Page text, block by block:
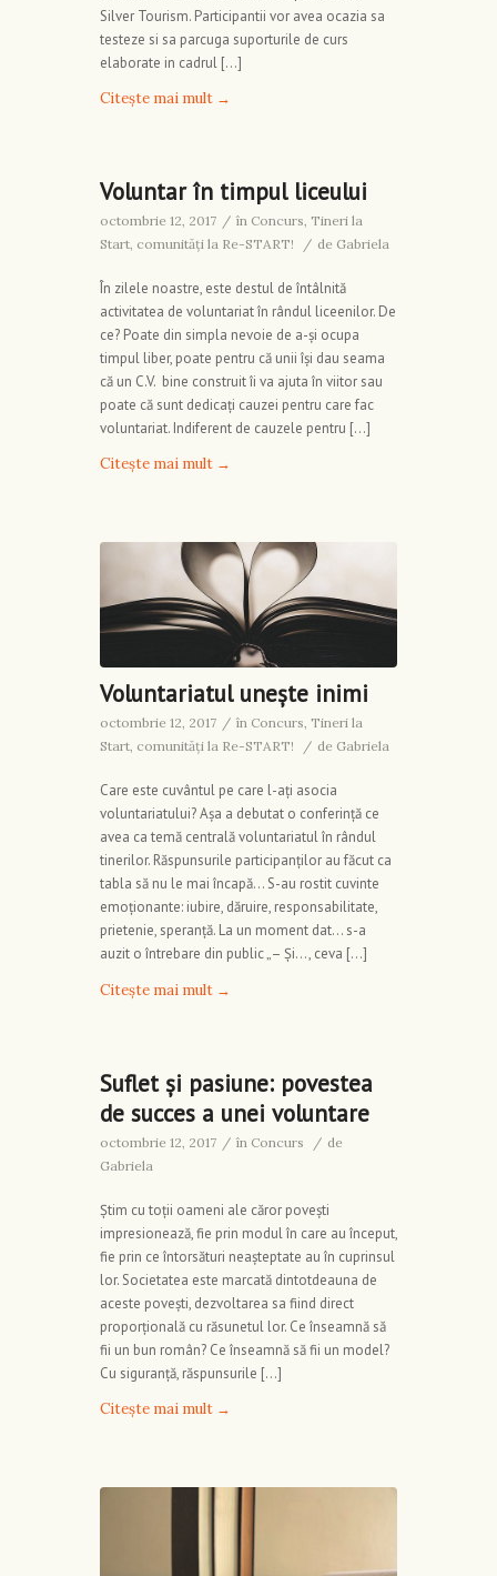
Silver Tourism. Participantii vor avea ocazia sa
testeze si sa parcuga suporturile de curs
elaborate in cadrul […]
Citește mai mult →
Voluntar în timpul liceului
octombrie 12, 2017 / în Concurs, Tineri la
Start, comunități la Re-START!
/ de Gabriela
În zilele noastre, este destul de întâlnită
activitatea de voluntariat în rândul liceenilor. De
ce? Poate din simpla nevoie de a-și ocupa
timpul liber, poate pentru că unii își dau seama
că un C.V. bine construit îi va ajuta în viitor sau
poate că sunt dedicați cauzei pentru care fac
voluntariat. Indiferent de cauzele pentru […]
Citește mai mult →
Voluntariatul unește inimi
octombrie 12, 2017 / în Concurs, Tineri la
Start, comunități la Re-START!
/ de Gabriela
Care este cuvântul pe care l-ați asocia
voluntariatului? Așa a debutat o conferință ce
avea ca temă centrală voluntariatul în rândul
tinerilor. Răspunsurile participanților au făcut ca
tabla să nu le mai încapă… S-au rostit cuvinte
emoționante: iubire, dăruire, responsabilitate,
prietenie, speranță. La un moment dat… s-a
auzit o întrebare din public „– Și…, ceva […]
Citește mai mult →
Suflet și pasiune: povestea
de succes a unei voluntare
octombrie 12, 2017 / în Concurs / de
Gabriela
Știm cu toții oameni ale căror povești
impresionează, fie prin modul în care au început,
fie prin ce întorsături neașteptate au în cuprinsul
lor. Societatea este marcată dintotdeauna de
aceste povești, dezvoltarea sa fiind direct
proporțională cu răsunetul lor. Ce înseamnă să
fii un bun român? Ce înseamnă să fii un model?
Cu siguranță, răspunsurile […]
Citește mai mult →